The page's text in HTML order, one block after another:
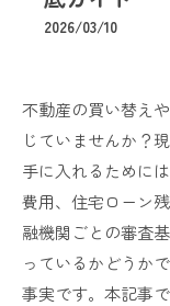
2026/03/10
不動産の買い替え
じていませんか？
手に入れるために
費用、住宅ローン
融機関ごとの審査
っているかどうか
事実です。本記事